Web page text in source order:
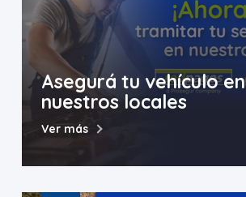
Asegurá tu vehículo en
nuestros locales
Ver más